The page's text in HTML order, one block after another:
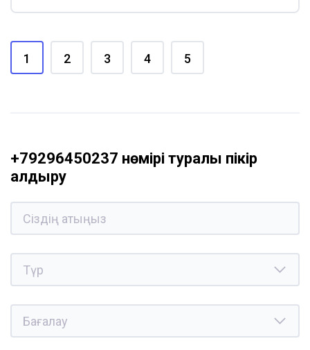
1 2 3 4 5
+79296450237 нөмірі туралы пікір
қалдыру